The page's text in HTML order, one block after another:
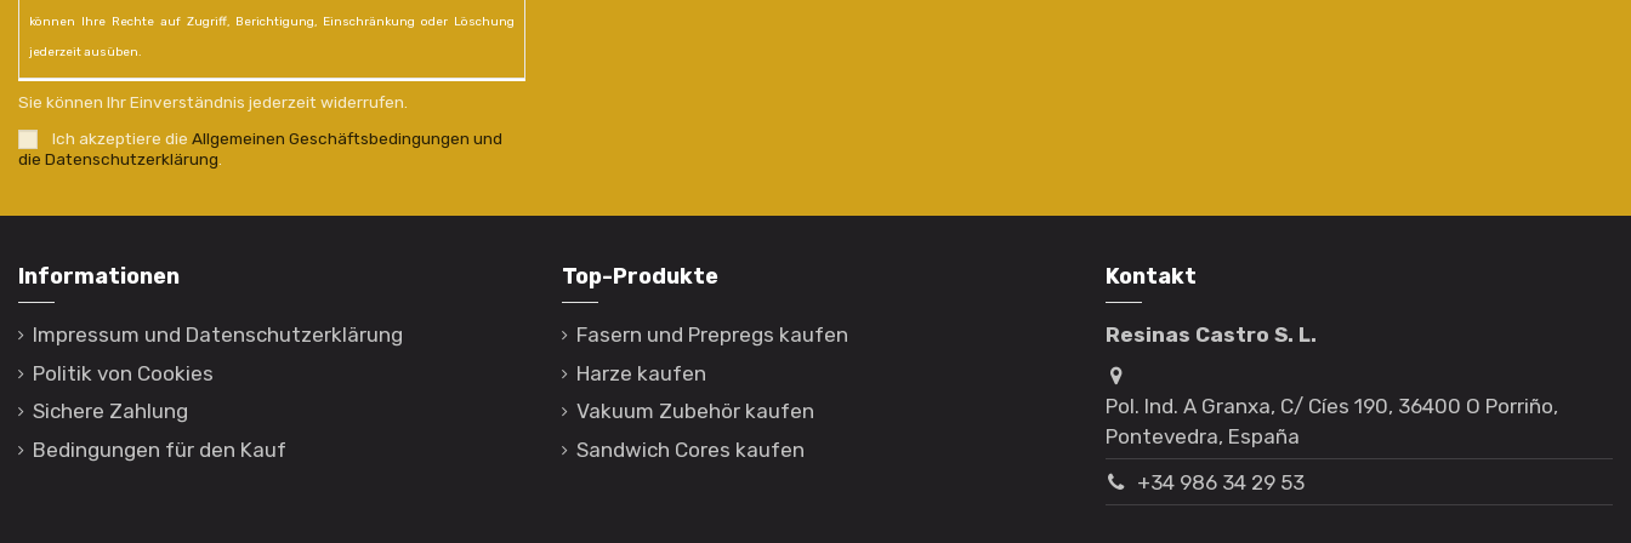
können Ihre Rechte auf Zugriff, Berichtigung, Einschränkung oder Löschung
jederzeit ausüben.
Sie können Ihr Einverständnis jederzeit widerrufen.
Ich akzeptiere die Allgemeinen Geschäftsbedingungen und
die Datenschutzerklärung
Informationen
Impressum und Datenschutzerklärung
Politik von Cookies
Sichere Zahlung
Bedingungen für den Kauf
Top-Produkte
Fasern und Prepregs kaufen
Harze kaufen
Vakuum Zubehör kaufen
Sandwich Cores kaufen
Kontakt
Resinas Castro S. L.
Pol. Ind. A Granxa, C/ Cíes 190, 36400 O Porriño,
Pontevedra, España
+34 986 34 29 53